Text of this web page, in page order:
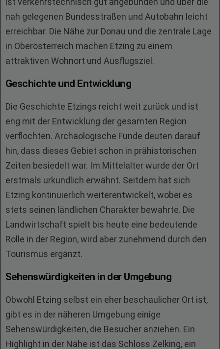
nah gelegenen Bundesstraßen und Autobahn leicht
erreichbar. Die Nähe zur Donau und die zentrale Lage
in Oberösterreich machen Etzing zu einem
attraktiven Wohnort und Ausflugsziel.
Geschichte und Entwicklung
Die Geschichte Etzings reicht weit zurück und ist
eng mit der Entwicklung der gesamten Region
verflochten. Archäologische Funde deuten darauf
hin, dass dieses Gebiet schon in prähistorischen
Zeiten besiedelt war. Im Mittelalter wurde der Ort
erstmals urkundlich erwähnt. Seitdem hat sich
Etzing kontinuierlich weiterentwickelt, wobei es
stets seinen ländlichen Charakter bewahrte. Die
Landwirtschaft spielt bis heute eine bedeutende
Rolle in der Region, wird aber zunehmend durch den
Tourismus ergänzt.
Sehenswürdigkeiten in der Umgebung
Obwohl Etzing selbst ein eher beschaulicher Ort ist,
gibt es in der näheren Umgebung einige
Sehenswürdigkeiten, die Besucher anziehen. Ein
Highlight in der Nähe ist das Schloss Zelking, ein